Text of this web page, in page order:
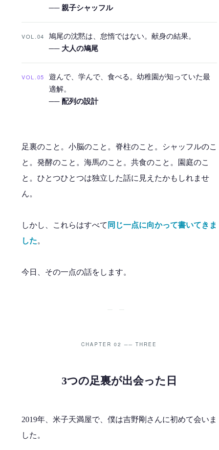
── 親子シャッフル
VOL.04
鳩尾の沈黙は、怠惰ではない。献身の結果。
── 大人の鳩尾
VOL.05
遊んで、学んで、食べる。幼稚園が知っていた最
適解。
── 配列の設計
足裏のこと。小脳のこと。脊柱のこと。シャッフルのこ
と。発酵のこと。海馬のこと。共食のこと。園庭のこ
と。ひとつひとつは独立した話に見えたかもしれませ
ん。
しかし、これらはすべて 同じ一点に向かって書いてきま
した。
今日、その一点の話をします。
──
CHAPTER 02 ── THREE
3つの足裏が出会った日
2019年、米子天満屋で、僕は吉野剛さんに初めて会いま
した。